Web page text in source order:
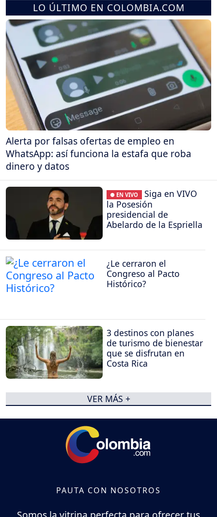
LO ÚLTIMO EN COLOMBIA.COM
Alerta por falsas ofertas de empleo en
WhatsApp: así funciona la estafa que roba
dinero y datos
● EN VIVO
Siga en VIVO
la Posesión
presidencial de
Abelardo de la Espriella
¿Le cerraron el
Congreso al Pacto
Histórico?
3 destinos con planes
de turismo de bienestar
que se disfrutan en
Costa Rica
VER MÁS +
PAUTA CON NOSOTROS